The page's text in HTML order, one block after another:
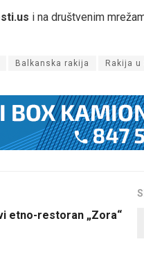
i na društvenim
Balkanska rakija Rakija u
etno-restoran „Zora“